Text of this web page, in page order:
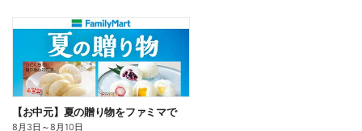
【お中元】夏の贈り物をファミマで
8月3日 ～8月10日